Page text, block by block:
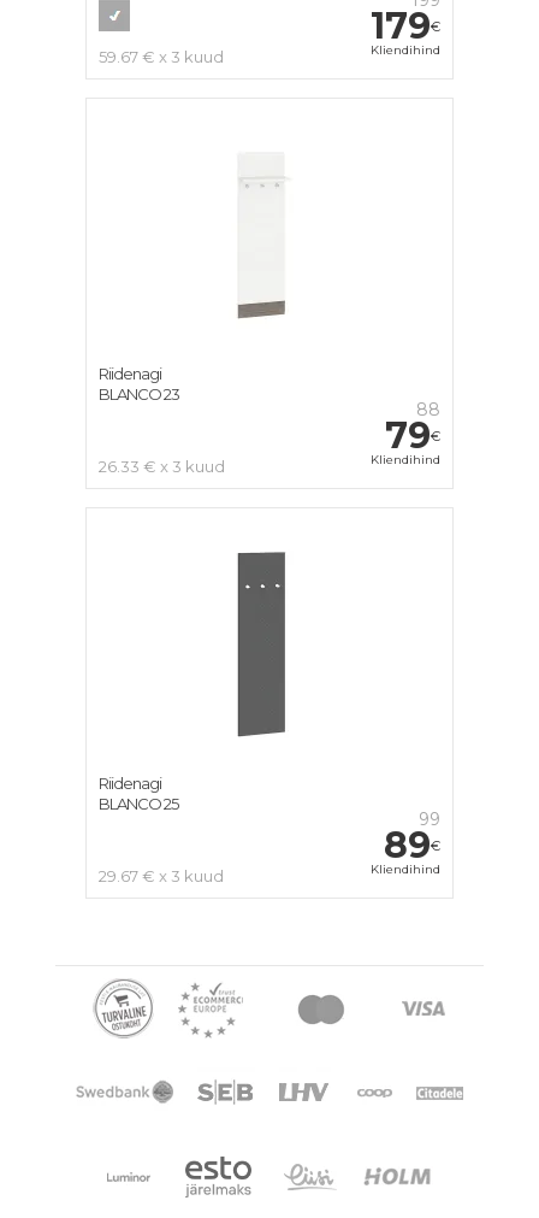
179€
Kliendihind
59.67 € x 3 kuud
88
79€
Kliendihind
26.33 € x 3 kuud
Riidenagi
BLANCO 23
99
89€
Kliendihind
29.67 € x 3 kuud
Riidenagi
BLANCO 25